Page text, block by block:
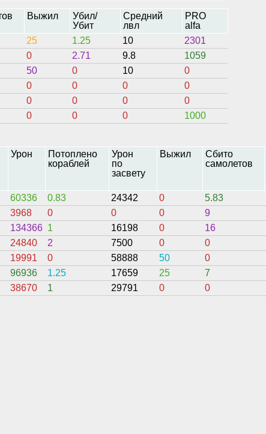
Выжил
Убил/
Убит
Средний
лвл
PRO
alfa
25 1.25 10
2301
0 2.71 9.8
1059
50 0 10
0
0 0 0
0
0 0 0
0
0 0 0 1000
Урон
Потоплено
кораблей
Урон
по
засвету
Выжил
Сбито
самолетов
60336 0.83 24342 0 5.83
3968 0 0 0 9
134366 1 16198 0 16
24840 2 7500 0 0
19991 0 58888 50 0
96936 1.25 17659 25 7
38670 1 29791 0 0